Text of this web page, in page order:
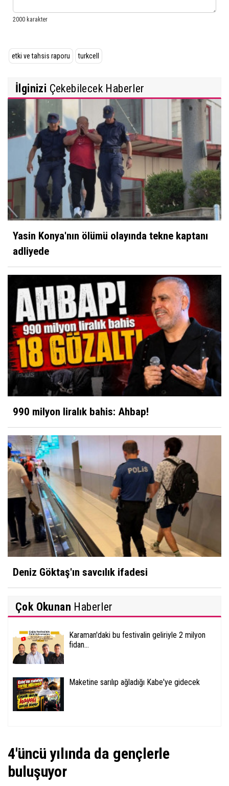
etki ve tahsis raporu turkcell
İlginizi Çekebilecek Haberler
Yasin Konya'nın ölümü olayında tekne kaptanı
adliyede
990 milyon liralık bahis: Ahbap!
Deniz Göktaş'ın savcılık ifadesi
Çok Okunan Haberler
Karaman'daki bu festivalin geliriyle 2 milyon
fidan...
Maketine sarılıp ağladığı Kabe'ye gidecek
4'üncü yılında da gençlerle
buluşuyor